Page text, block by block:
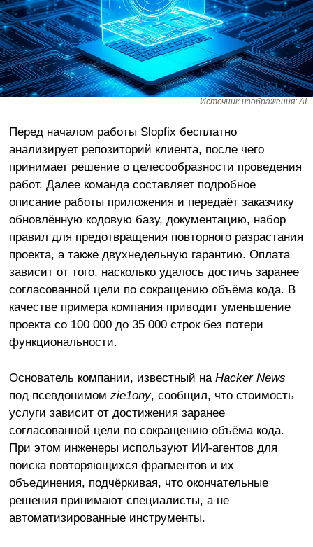
Источник изображения: AI
Перед началом работы Slopfix бесплатно
анализирует репозиторий клиента, после чего
принимает решение о целесообразности проведения
работ. Далее команда составляет подробное
описание работы приложения и передаёт заказчику
обновлённую кодовую базу, документацию, набор
правил для предотвращения повторного разрастания
проекта, а также двухнедельную гарантию. Оплата
зависит от того, насколько удалось достичь заранее
согласованной цели по сокращению объёма кода. В
качестве примера компания приводит уменьшение
проекта со 100 000 до 35 000 строк без потери
функциональности.
Основатель компании, известный на Hacker News
под псевдонимом zie1ony, сообщил, что стоимость
услуги зависит от достижения заранее
согласованной цели по сокращению объёма кода.
При этом инженеры используют ИИ-агентов для
поиска повторяющихся фрагментов и их
объединения, подчёркивая, что окончательные
решения принимают специалисты, а не
автоматизированные инструменты.